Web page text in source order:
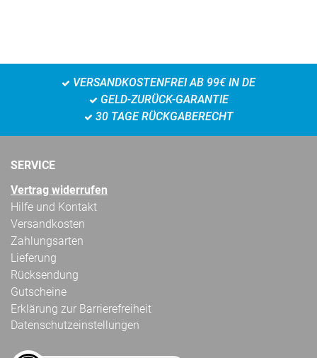
VERSANDKOSTENFREI AB 99€ IN DE
GELD-ZURÜCK-GARANTIE
30 TAGE RÜCKGABERECHT
SERVICE
Vertrag widerrufen
Hilfe und Kontakt
Versandkosten
Zahlungsarten
Lieferung
Rücksendung
Gutscheine
Erklärung zur Barrierefreiheit
Datenschutzeinstellungen